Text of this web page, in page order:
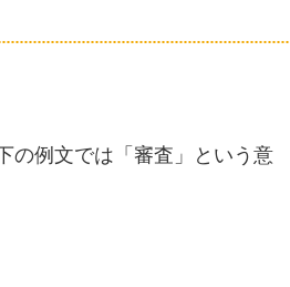
の例文では「審査」という意